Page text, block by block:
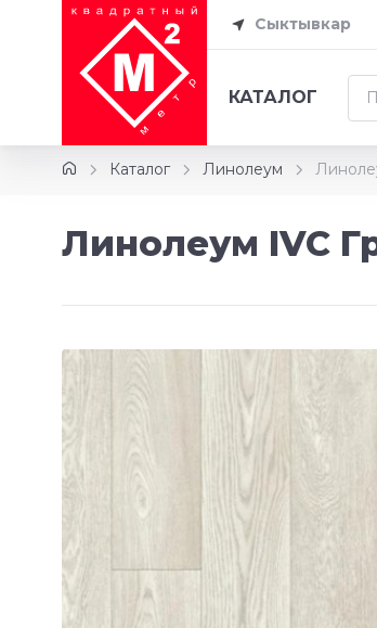
Сыктывкар
КАТАЛОГ
Каталог Линолеум
Линолеум IVC